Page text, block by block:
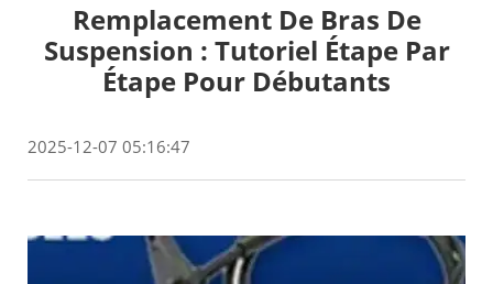
Remplacement De Bras De
Suspension : Tutoriel Étape Par
Étape Pour Débutants
2025-12-07 05:16:47